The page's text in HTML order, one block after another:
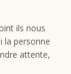
ils nous
la personne
attente,